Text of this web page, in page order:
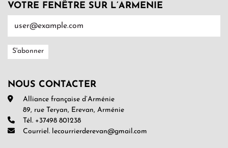
VOTRE FENÊTRE SUR L’ARMENIE
NOUS CONTACTER
Alliance française d’Arménie
89, rue Teryan, Erevan, Arménie
Tél. +37498 801238
Courriel. lecourrierderevan@gmail.com